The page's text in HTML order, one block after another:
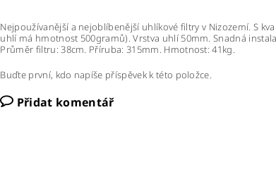
Nejpoužívanější a nejoblíbenější uhlíkové filtry v Nizozemí. S
uhlí má hmotnost 500gramů). Vrstva uhlí 50mm. Snadná
Průměr filtru: 38cm. Příruba: 315mm. Hmotnost: 41kg.
Buďte první, kdo napíše příspěvek k této položce.
Přidat komentář